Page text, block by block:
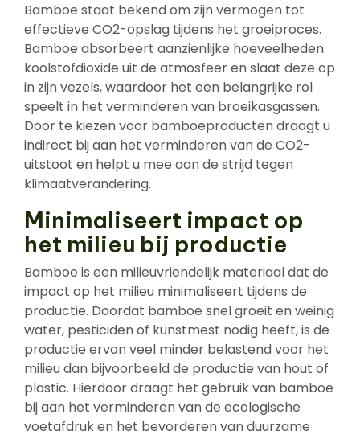
Bamboe staat bekend om zijn vermogen tot
effectieve CO2-opslag tijdens het groeiproces.
Bamboe absorbeert aanzienlijke hoeveelheden
koolstofdioxide uit de atmosfeer en slaat deze op
in zijn vezels, waardoor het een belangrijke rol
speelt in het verminderen van broeikasgassen.
Door te kiezen voor bamboeproducten draagt u
indirect bij aan het verminderen van de CO2-
uitstoot en helpt u mee aan de strijd tegen
klimaatverandering.
Minimaliseert impact op
het milieu bij productie
Bamboe is een milieuvriendelijk materiaal dat de
impact op het milieu minimaliseert tijdens de
productie. Doordat bamboe snel groeit en weinig
water, pesticiden of kunstmest nodig heeft, is de
productie ervan veel minder belastend voor het
milieu dan bijvoorbeeld de productie van hout of
plastic. Hierdoor draagt het gebruik van bamboe
bij aan het verminderen van de ecologische
voetafdruk en het bevorderen van duurzame